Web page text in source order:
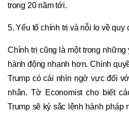
trong 20 năm tới.
5. Yếu tố chính trị và nỗi lo về quy
Chính trị cũng là một trong những
hành động nhanh hơn. Chính
Trump có cái nhìn ngờ vực đối
nhân. Tờ Economist cho biết
Trump sẽ ký sắc lệnh hành pháp